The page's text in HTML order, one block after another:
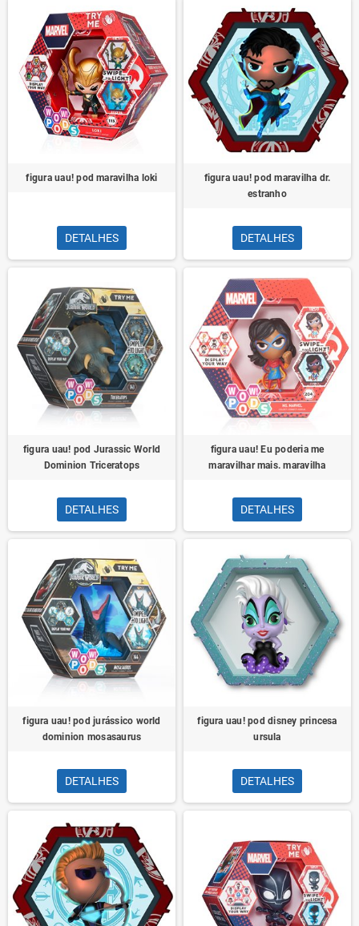
figura uau! pod maravilha loki
DETALHES
figura uau! pod maravilha dr.
estranho
DETALHES
figura uau! pod Jurassic World
Dominion Triceratops
DETALHES
figura uau! Eu poderia me
maravilhar mais. maravilha
DETALHES
figura uau! pod jurássico world
dominion mosasaurus
DETALHES
figura uau! pod disney princesa
ursula
DETALHES